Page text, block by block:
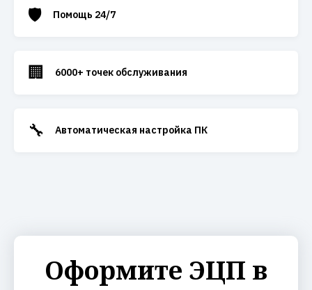
🛡️ Помощь 24/7
🏢 6000+ точек обслуживания
🔧 Автоматическая настройка ПК
Оформите ЭЦП в